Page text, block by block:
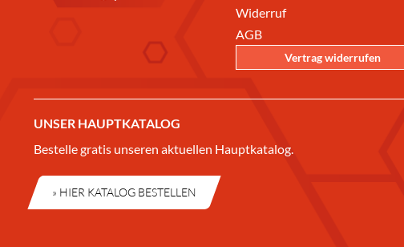
Widerruf
AGB
Vertrag widerrufen
UNSER HAUPTKATALOG
Bestelle gratis unseren aktuellen Hauptkatalog.
» HIER KATALOG BESTELLEN